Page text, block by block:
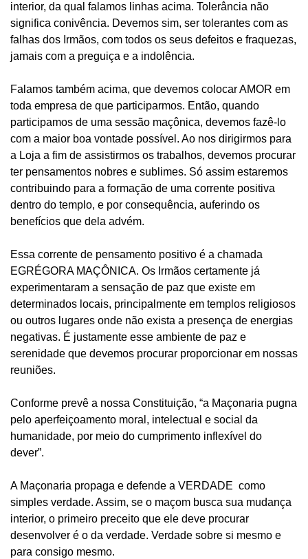
interior, da qual falamos linhas acima. Tolerância não
significa conivência. Devemos sim, ser tolerantes com as
falhas dos Irmãos, com todos os seus defeitos e fraquezas,
jamais com a preguiça e a indolência.
Falamos também acima, que devemos colocar AMOR em
toda empresa de que participarmos. Então, quando
participamos de uma sessão maçônica, devemos fazê-lo
com a maior boa vontade possível. Ao nos dirigirmos para
a Loja a fim de assistirmos os trabalhos, devemos procurar
ter pensamentos nobres e sublimes. Só assim estaremos
contribuindo para a formação de uma corrente positiva
dentro do templo, e por consequência, auferindo os
benefícios que dela advém.
Essa corrente de pensamento positivo é a chamada
EGRÉGORA MAÇÔNICA. Os Irmãos certamente já
experimentaram a sensação de paz que existe em
determinados locais, principalmente em templos religiosos
ou outros lugares onde não exista a presença de energias
negativas. É justamente esse ambiente de paz e
serenidade que devemos procurar proporcionar em nossas
reuniões.
Conforme prevê a nossa Constituição, “a Maçonaria pugna
pelo aperfeiçoamento moral, intelectual e social da
humanidade, por meio do cumprimento inflexível do
dever”.
A Maçonaria propaga e defende a VERDADE como
simples verdade. Assim, se o maçom busca sua mudança
interior, o primeiro preceito que ele deve procurar
desenvolver é o da verdade. Verdade sobre si mesmo e
para consigo mesmo.